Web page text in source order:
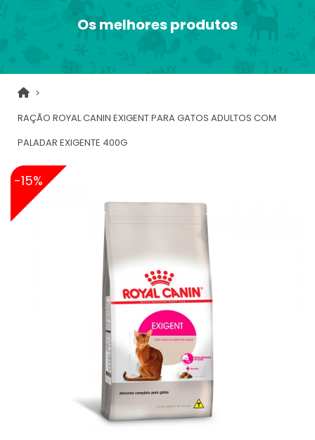
Os melhores produtos
RAÇÃO ROYAL CANIN EXIGENT PARA GATOS ADULTOS COM
PALADAR EXIGENTE 400G
-15%